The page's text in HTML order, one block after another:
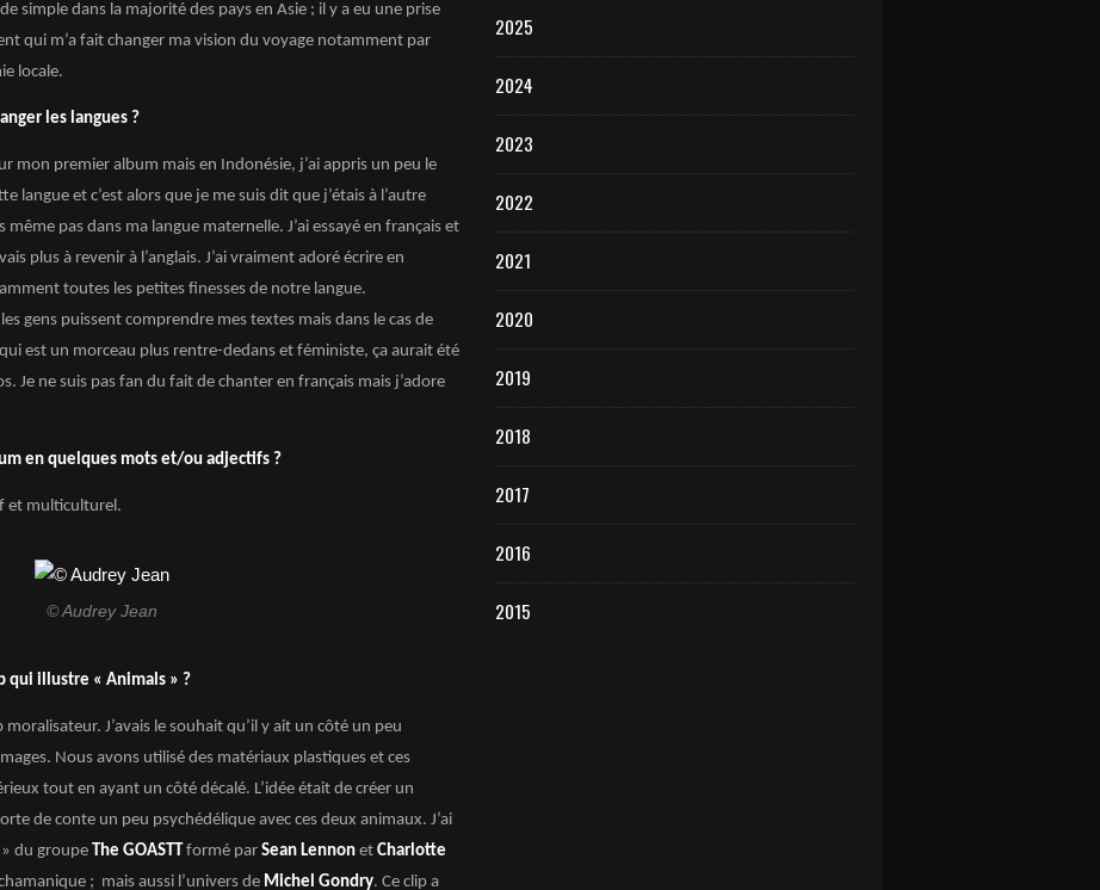
simple dans la majorité des pays en Asie ; il y a eu une prise
qui m’a fait changer ma vision du voyage notamment par
locale.
les langues ?
mon premier album mais en Indonésie, j’ai appris un peu le
langue et c’est alors que je me suis dit que j’étais à l’autre
pas dans ma langue maternelle. J’ai essayé en français et
plus à revenir à l’anglais. J’ai vraiment adoré écrire en
toutes les petites finesses de notre langue.
gens puissent comprendre mes textes mais dans le cas de
est un morceau plus rentre-dedans et féministe, ça aurait été
Je ne suis pas fan du fait de chanter en français mais j’adore
en quelques mots et/ou adjectifs ?
et multiculturel.
© Audrey Jean
qui illustre « Animals » ?
J’avais le souhait qu’il y ait un côté un peu
Nous avons utilisé des matériaux plastiques et ces
tout en ayant un côté décalé. L’idée était de créer un
de conte un peu psychédélique avec ces deux animaux. J’ai
» du groupe The GOASTT formé par Sean Lennon et Charlotte
; mais aussi l’univers de Michel Gondry. Ce clip a
2025
2024
2023
2022
2021
2020
2019
2018
2017
2016
2015